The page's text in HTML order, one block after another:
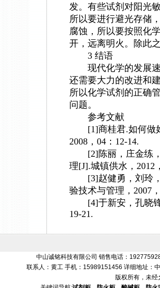
发。有些试剂对阳光
所以要进行避光存储
腐蚀，所以要按照化
开，远离明火。除此
3 结语
现代化学的发展速
还需要大力的改进和
所以化学试剂的正确
问题。
参考文献
[1]商桂君.如何做好
2008，04：12-14.
[2]陈丽，庄金练，
理[J].城镇供水，2012
[3]赵健勇，刘玲，
验技术与管理，2007
[4]于新安，孔晓锋.
19-21.
中山诚铭科技有限公司 销售电话：
联系人：黄工 手机：15989151456 详细地址：
版权所有，未经